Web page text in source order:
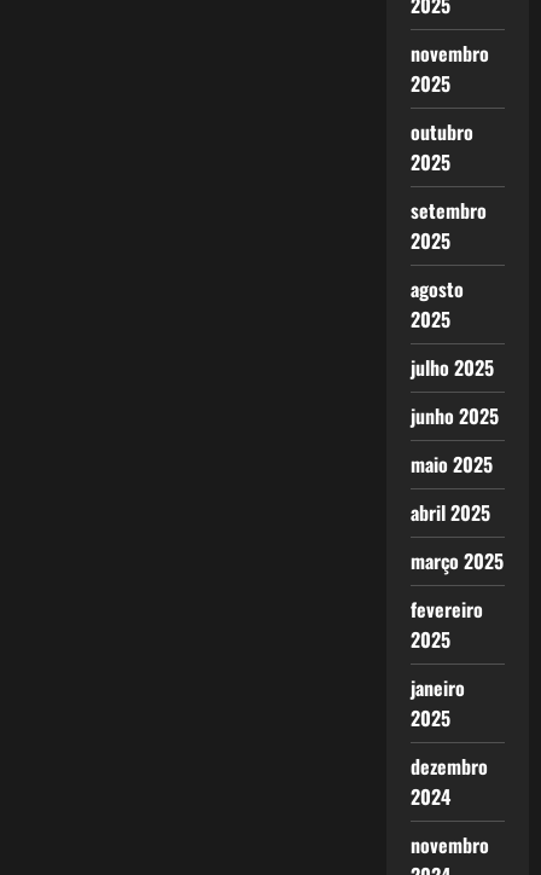
novembro
2025
outubro
2025
setembro
2025
agosto
2025
julho 2025
junho 2025
maio 2025
abril 2025
março 2025
fevereiro
2025
janeiro
2025
dezembro
2024
novembro